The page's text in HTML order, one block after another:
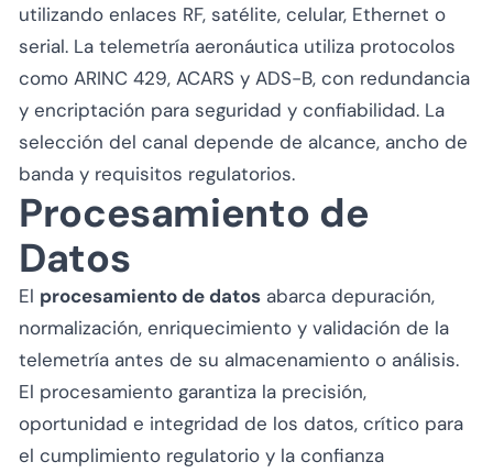
utilizando enlaces RF, satélite, celular, Ethernet o
serial. La telemetría aeronáutica utiliza protocolos
como ARINC 429, ACARS y ADS-B, con redundancia
y encriptación para seguridad y confiabilidad. La
selección del canal depende de alcance, ancho de
banda y requisitos regulatorios.
Procesamiento de
Datos
El procesamiento de datos abarca depuración,
normalización, enriquecimiento y validación de la
telemetría antes de su almacenamiento o análisis.
El procesamiento garantiza la precisión,
oportunidad e integridad de los datos, crítico para
el cumplimiento regulatorio y la confianza